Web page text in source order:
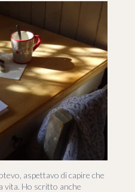
aspettavo di capire che
vita. Ho scritto anche